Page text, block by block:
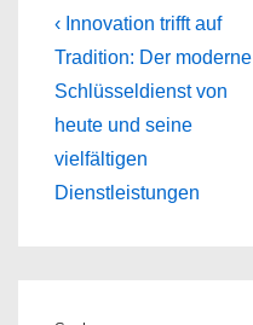
Previous
Post
is
‹ Innovation trifft auf
Tradition: Der moderne
Schlüsseldienst von
heute und seine
vielfältigen
Dienstleistungen